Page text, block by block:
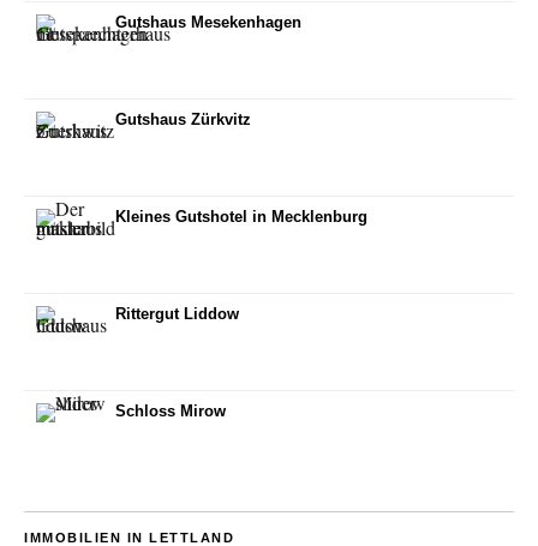
Gutshaus Mesekenhagen
Gutshaus Zürkvitz
Kleines Gutshotel in Mecklenburg
Rittergut Liddow
Schloss Mirow
IMMOBILIEN IN LETTLAND